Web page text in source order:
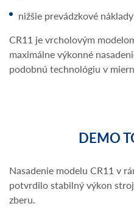
nižšie prevádzkové
CR11 je vrcholovým
maximálne výkonné
podobnú technológiu v
DEMO
Nasadenie modelu CR11 v
potvrdilo stabilný výkon
zberu.